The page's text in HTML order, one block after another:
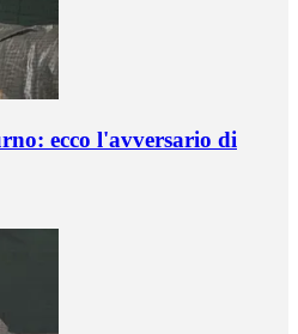
ecco l'avversario di